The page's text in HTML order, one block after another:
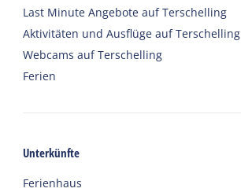
Last Minute Angebote auf Terschelling
Aktivitäten und Ausflüge auf Terschelling
Webcams auf Terschelling
Ferien
Unterkünfte
Ferienhaus